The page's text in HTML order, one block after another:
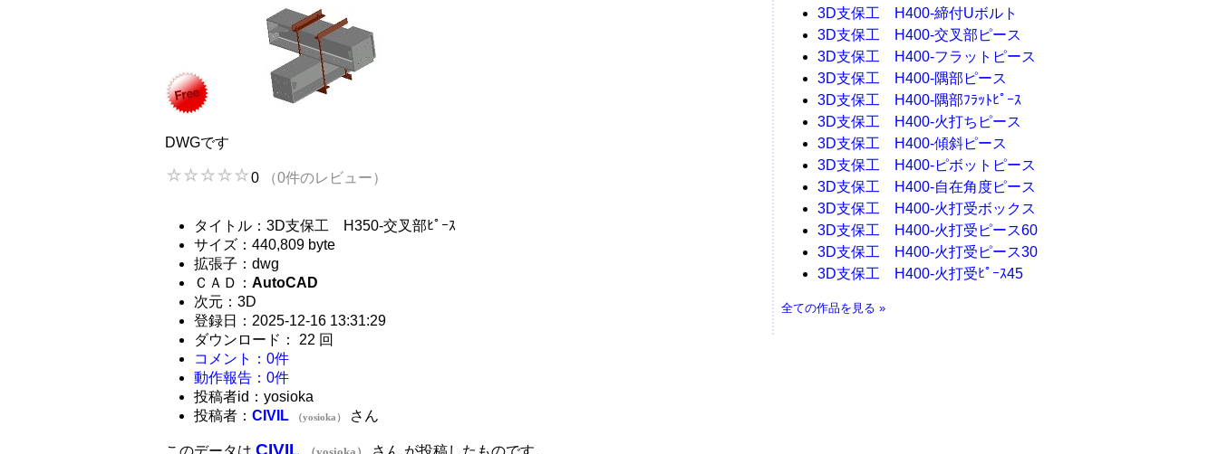
DWGです
0 （0件のレビュー）
タイトル：3D支保工 H350-交叉部ﾋﾟｰｽ
サイズ：440,809 byte
拡張子：dwg
ＣＡＤ： AutoCAD
次元：3D
登録日：2025-12-16 13:31:29
ダウンロード： 22 回
コメント：0件
動作報告：0件
投稿者id：yosioka
投稿者： CIVIL （yosioka） さん
CIVIL
3D支保工 H400-締付Uボルト
3D支保工 H400-交叉部ピース
3D支保工 H400-フラットピース
3D支保工 H400-隅部ピース
3D支保工 H400-隅部ﾌﾗｯﾄﾋﾟｰｽ
3D支保工 H400-火打ちピース
3D支保工 H400-傾斜ピース
3D支保工 H400-ピボットピース
3D支保工 H400-自在角度ピース
3D支保工 H400-火打受ボックス
3D支保工 H400-火打受ピース60
3D支保工 H400-火打受ピース30
3D支保工 H400-火打受ﾋﾟｰｽ45
全ての作品を見る »